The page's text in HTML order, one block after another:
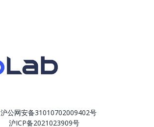
沪公网安备31010702009402号
沪ICP备2021023909号